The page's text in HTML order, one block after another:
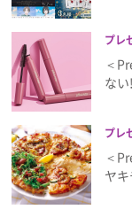
プレ
＜
な
プレ
＜
ヤ